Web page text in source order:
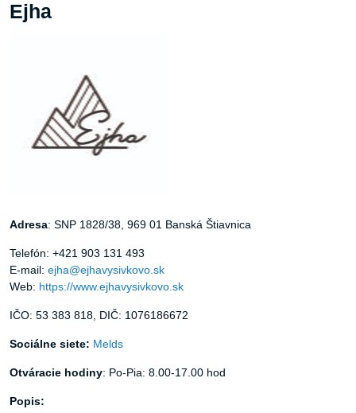
Ejha
Adresa: SNP 1828/38, 969 01 Banská Štiavnica
Telefón: +421 903 131 493
E-mail: ejha@ejhavysivkovo.sk
Web: https://www.ejhavysivkovo.sk
IČO: 53 383 818, DIČ: 1076186672
Sociálne siete: Melds
Otváracie hodiny: Po-Pia: 8.00-17.00 hod
Popis: